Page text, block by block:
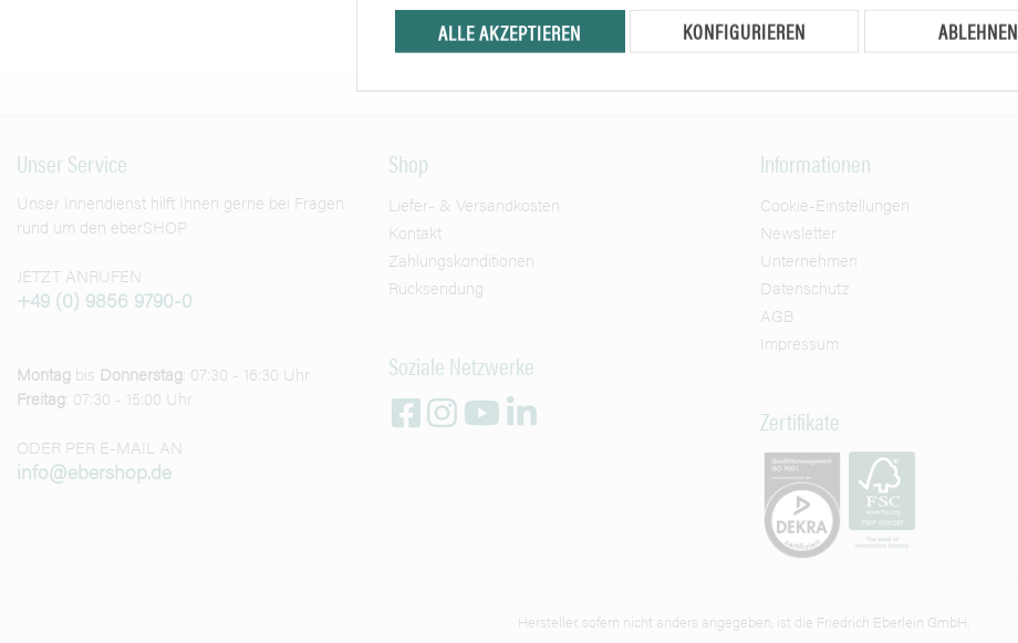
Unser Service
Unser Innendienst hilft Ihnen gerne bei Fragen
rund um den eberSHOP
JETZT ANRUFEN
+49 (0) 9856 9790-0
Montag bis Donnerstag: 07:30 - 16:30 Uhr
Freitag: 07:30 - 15:00 Uhr
ODER PER E-MAIL AN
info@ebershop.de
Shop
Liefer- & Versandkosten
Kontakt
Zahlungskonditionen
Rücksendung
Soziale Netzwerke
Informationen
Cookie-Einstellungen
Newsletter
Unternehmen
Datenschutz
AGB
Impressum
Zertifikate
Hersteller, sofern nicht anders angegeben, ist die Friedrich Eberlein GmbH.
ALLE AKZEPTIEREN KONFIGURIEREN ABLEHNEN